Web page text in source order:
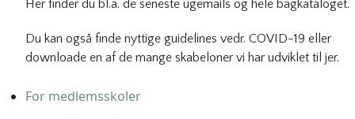
Her finder du bl.a. de seneste ugemails og hele bagkataloget.
Du kan også finde nyttige guidelines vedr. COVID-19 eller
downloade en af de mange skabeloner vi har udviklet til jer.
For medlemsskoler